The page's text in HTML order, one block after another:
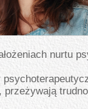
nurtu
przeżywają